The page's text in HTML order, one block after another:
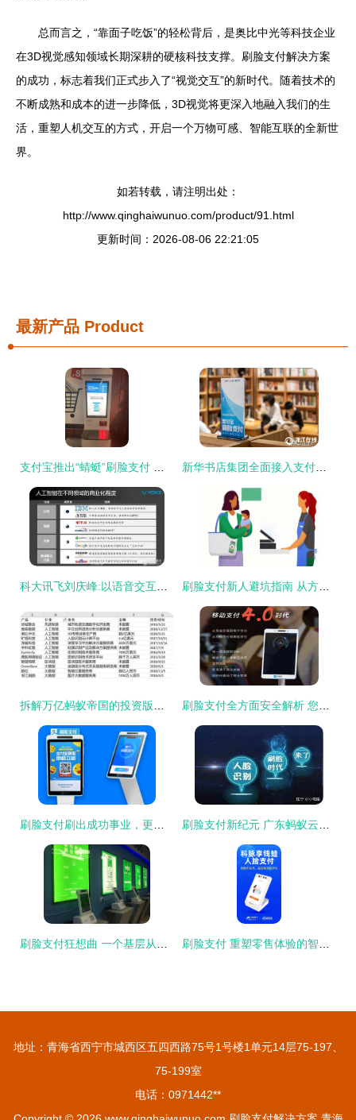
总而言之，“靠面子吃饭”的轻松背后，是奥比中光等科技企业
在3D视觉感知领域长期深耕的硬核科技支撑。刷脸支付解决方案
的成功，标志着我们正式步入了“视觉交互”的新时代。随着技术的
不断成熟和成本的进一步降低，3D视觉将更深入地融入我们的生
活，重塑人机交互的方式，开启一个万物可感、智能互联的全新世
界。
如若转载，请注明出处：
http://www.qinghaiwunuo.com/product/91.html
更新时间：2026-08-06 22:21:05
最新产品 Product
地址：青海省西宁市城西区五四西路75号1号楼1单元14层75-197、
75-199室
电话：0971442**